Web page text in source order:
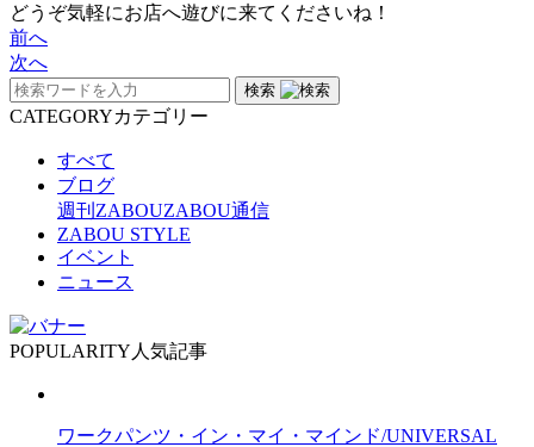
どうぞ気軽にお店へ遊びに来てくださいね！
前へ
次へ
検索
CATEGORYカテゴリー
すべて
ブログ
週刊ZABOUZABOU通信
ZABOU STYLE
イベント
ニュース
POPULARITY 人気記事
ワークパンツ・イン・マイ・マインド/UNIVERSAL